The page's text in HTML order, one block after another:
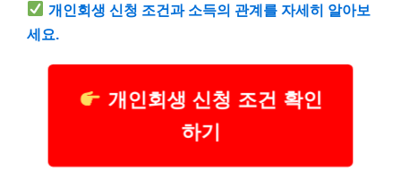
개인회생 신청 조건과 소득의 관계를 자세히 알아보
세요.
개인회생 신청 조건 확인
하기